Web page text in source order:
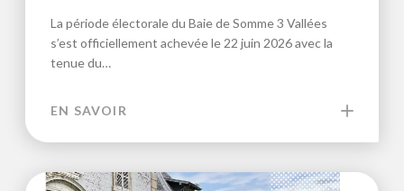
La période électorale du Baie de Somme 3 Vallées
s’est officiellement achevée le 22 juin 2026 avec la
tenue du…
EN SAVOIR